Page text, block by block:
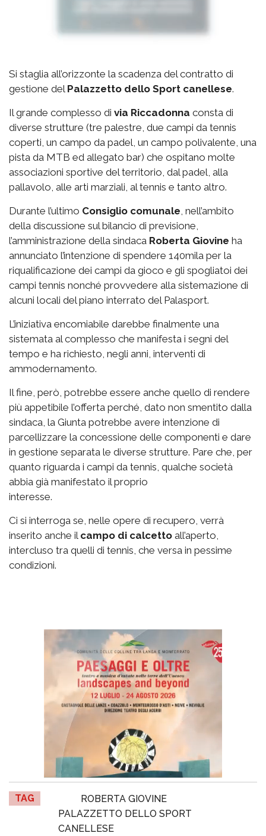
Si staglia all’orizzonte la scadenza del contratto di
gestione del Palazzetto dello Sport canellese.
Il grande complesso di via Riccadonna consta di
diverse strutture (tre palestre, due campi da tennis
coperti, un campo da padel, un campo polivalente, una
pista da MTB ed allegato bar) che ospitano molte
associazioni sportive del territorio, dal padel, alla
pallavolo, alle arti marziali, al tennis e tanto altro.
Durante l’ultimo Consiglio comunale, nell’ambito
della discussione sul bilancio di previsione,
l’amministrazione della sindaca Roberta Giovine ha
annunciato l’intenzione di spendere 140mila per la
riqualificazione dei campi da gioco e gli spogliatoi dei
campi tennis nonché provvedere alla sistemazione di
alcuni locali del piano interrato del Palasport.
L’iniziativa encomiabile darebbe finalmente una
sistemata al complesso che manifesta i segni del
tempo e ha richiesto, negli anni, interventi di
ammodernamento.
Il fine, però, potrebbe essere anche quello di rendere
più appetibile l’offerta perché, dato non smentito dalla
sindaca, la Giunta potrebbe avere intenzione di
parcellizzare la concessione delle componenti e dare
in gestione separata le diverse strutture. Pare che, per
quanto riguarda i campi da tennis, qualche società
abbia già manifestato il proprio
interesse.
Ci si interroga se, nelle opere di recupero, verrà
inserito anche il campo di calcetto all’aperto,
intercluso tra quelli di tennis, che versa in pessime
condizioni.
TAG
ROBERTA GIOVINE
PALAZZETTO DELLO SPORT
CANELLESE